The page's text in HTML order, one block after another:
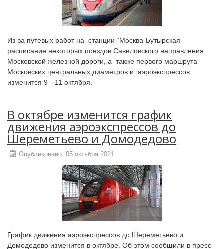
Из-за путевых работ на станции “Москва-Бутырская”
расписание некоторых поездов Савеловского направления
Московской железной дороги, а также первого маршрута
Московских центральных диаметров и аэроэкспрессов
изменится 9—11 октября.
В октябре изменится график
движения аэроэкспрессов до
Шереметьево и Домодедово
Опубликовано: 05 октября 2021
График движения аэроэкспрессов до Шереметьево и
Домодедово изменится в октябре. Об этом сообщили в пресс-